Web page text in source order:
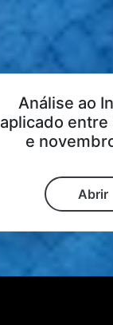
Análise ao
aplicado
e
Abrir